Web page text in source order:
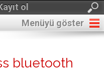
ol
Menüyü göster
bluetooth